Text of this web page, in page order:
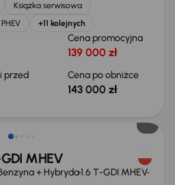
Książka serwisowa
+11 kolejnych
Cena promocyjna
139 000 zł
przed
Cena po obniżce
143 000 zł
MHEV
+ Hybryda1.6 T-GDI MHEV